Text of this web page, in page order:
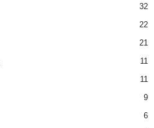
32
22
21
11
11
9
6